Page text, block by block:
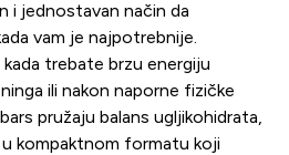
i jednostavan način da
vam je najpotrebnije.
trebate brzu energiju
ili nakon naporne fizičke
pružaju balans ugljikohidrata,
kompaktnom formatu koji